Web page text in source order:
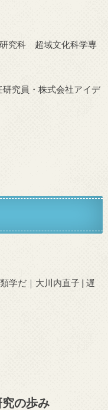
究科 超域文化科学専
究員・株式会社アイデ
の歩み